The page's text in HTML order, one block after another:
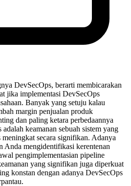
DevSecOps, berarti membicarakan
jika implementasi DevSecOps
Banyak yang setuju kalau
margin penjualan produk
dan paling ketara perbedaannya
keamanan sebuah sistem yang
secara signifikan. Adanya
Anda mengidentifikasi kerentenan
pengimplementasian pipeline
yang signifikan juga diperkuat
konstan dengan adanya DevSecOps